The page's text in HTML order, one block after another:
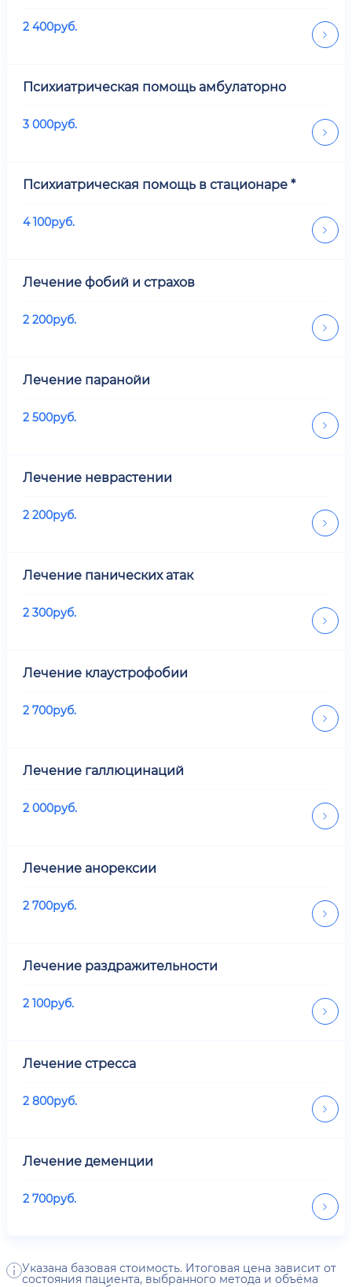
2 400руб.
Психиатрическая помощь амбулаторно
3 000руб.
Психиатрическая помощь в стационаре *
4 100руб.
Лечение фобий и страхов
2 200руб.
Лечение паранойи
2 500руб.
Лечение неврастении
2 200руб.
Лечение панических атак
2 300руб.
Лечение клаустрофобии
2 700руб.
Лечение галлюцинаций
2 000руб.
Лечение анорексии
2 700руб.
Лечение раздражительности
2 100руб.
Лечение стресса
2 800руб.
Лечение деменции
2 700руб.
Указана базовая стоимость. Итоговая цена зависит от
состояния пациента, выбранного метода и объёма